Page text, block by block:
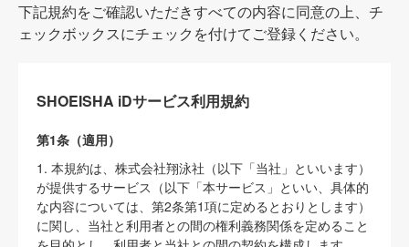
下記規約をご確認いただきすべての内容に同意の上、チ
ェックボックスにチェックを付けてご登録ください。
SHOEISHA iDサービス利用規約
第1条（適用）
1. 本規約は、株式会社翔泳社（以下「当社」といいます）
が提供するサービス（以下「本サービス」といい、具体的
な内容については、第2条第1項に定めるとおりとします）
に関し、当社と利用者との間の権利義務関係を定めること